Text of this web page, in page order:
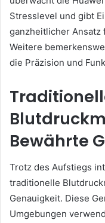
Stresslevel und gibt
ganzheitlicher Ansatz
Weitere
die Präzision und
Bewährte
Trotz des Aufstiegs
traditionelle
Genauigkeit. Diese
Umgebungen